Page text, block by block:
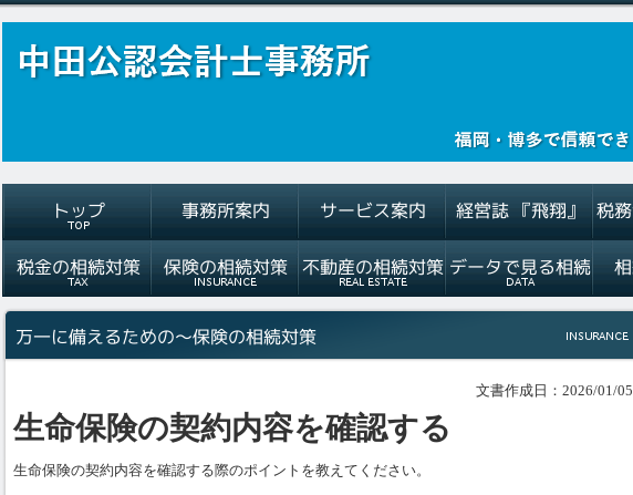
文書作成日：2026/01/05
生命保険の契約内容を確認する
生命保険の契約内容を確認する際のポイントを教えてください。